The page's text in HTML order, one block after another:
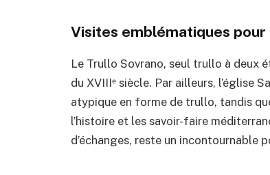
Visites emblématiques
Le Trullo Sovrano, seul trullo à deux
du XVIIIᵉ siècle. Par ailleurs, l’église
atypique en forme de trullo, tandis
l’histoire et les savoir-faire
d’échanges, reste un incontournable